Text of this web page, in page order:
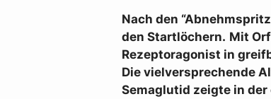
Nach den
den Startlöchern. Mit
Rezeptoragonist in
Die vielversprechende
Semaglutid zeigte in